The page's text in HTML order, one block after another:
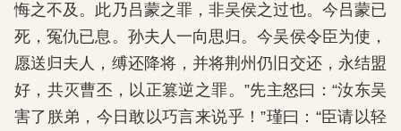
悔之不及。此乃吕蒙之罪，非吴侯之过也。今吕蒙已
死，冤仇已息。孙夫人一向思归。今吴侯令臣为使，
愿送归夫人，缚还降将，并将荆州仍旧交还，永结盟
好，共灭曹丕，以正篡逆之罪。”先主怒曰：“汝东吴
害了朕弟，今日敢以巧言来说乎！”瑾曰：“臣请以轻